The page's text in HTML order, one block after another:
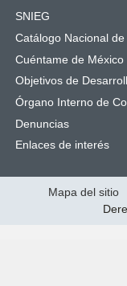
SNIEG
Catálogo Nacional
Cuéntame de México
Objetivos de
Órgano Interno de
Denuncias
Enlaces de interés
Mapa del sitio